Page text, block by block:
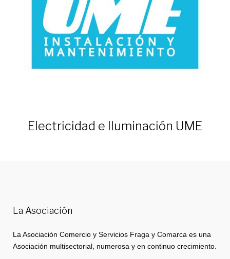
Electricidad e Iluminación UME
La Asociación
La Asociación Comercio y Servicios Fraga y Comarca es una
Asociación multisectorial, numerosa y en continuo crecimiento.